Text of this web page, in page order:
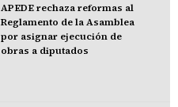
APEDE rechaza reformas al
Reglamento de la Asamblea
por asignar ejecución de
obras a diputados